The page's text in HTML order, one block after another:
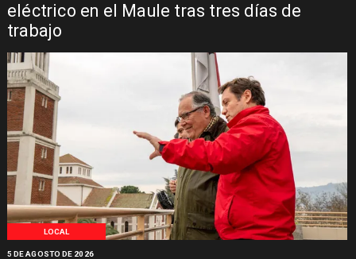
eléctrico en el Maule tras tres días de
trabajo
LOCAL
5 DE AGOSTO DE 2026